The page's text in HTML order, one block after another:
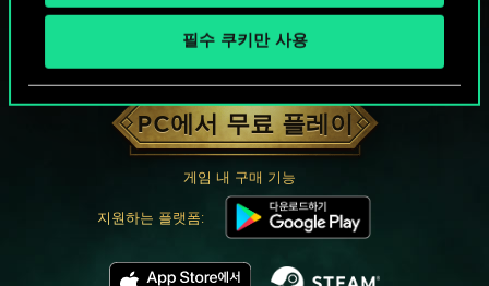
필수 쿠키만 사용
궨트 한 판 어떠신가요?
PC에서 무료 플레이
게임 내 구매 기능
지원하는 플랫폼: